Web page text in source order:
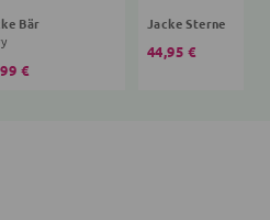
Bär
€
Jacke Sterne
44,95 €